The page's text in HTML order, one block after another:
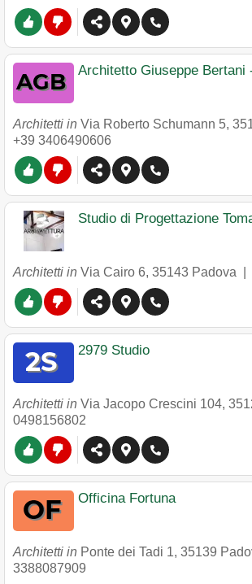
Architetto Giuseppe Bertani
Architetti in Via Roberto Schumann 5,
+39 3406490606
Studio di Progettazione
Architetti in Via Cairo 6, 35143 Padova
2979 Studio
Architetti in Via Jacopo Crescini 104,
0498156802
Officina Fortuna
Architetti in Ponte dei Tadi 1, 35139
3388087909